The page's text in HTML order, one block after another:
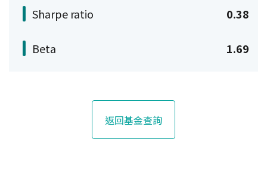
Sharpe ratio 0.38
Beta 1.69
返回基金查詢